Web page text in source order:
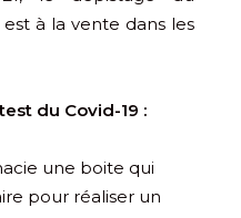
à la vente dans les
du Covid-19 :
une boite qui
pour réaliser un